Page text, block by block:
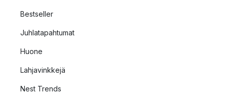
Bestseller
Juhlatapahtumat
Huone
Lahjavinkkejä
Nest Trends